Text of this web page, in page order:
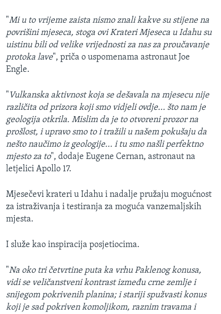
"Mi u to vrijeme zaista nismo znali kakve su stijene na
povrišini mjeseca, stoga ovi Krateri Mjeseca u Idahu su
uistinu bili od velike vrijednosti za nas za proučavanje
protoka lave", priča o uspomenama astronaut Joe
Engle.
" Vulkanska aktivnost koja se dešavala na mjesecu nije
različita od prizora koji smo vidjeli ovdje... što nam je
geologija otkrila. Mislim da je to otvoreni prozor na
prošlost, i upravo smo to i tražili u našem pokušaju da
nešto naučimo iz geologije... i tu smo našli perfektno
mjesto za to", dodaje Eugene Cernan, astronaut na
letjelici Apollo 17.
Mjesečevi krateri u Idahu i nadalje pružaju mogućnost
za istraživanja i testiranja za moguća vanzemaljskih
mjesta.
I služe kao inspiracija posjetiocima.
"Na oko tri četvrtine puta ka vrhu Paklenog konusa,
vidi se veličanstveni kontrast između crne zemlje i
snijegom pokrivenih planina; i stariji spužvasti konus
koji je sad pokriven komoljikom, raznim travama i